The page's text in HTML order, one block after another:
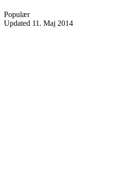
Populær
Updated 11. Maj 2014